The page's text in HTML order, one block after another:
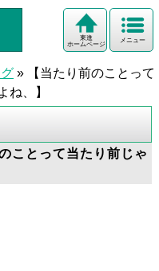
メニュー
東進
ホームページ
»
【当たり前のことって
ね、】
ことって当たり前じゃ